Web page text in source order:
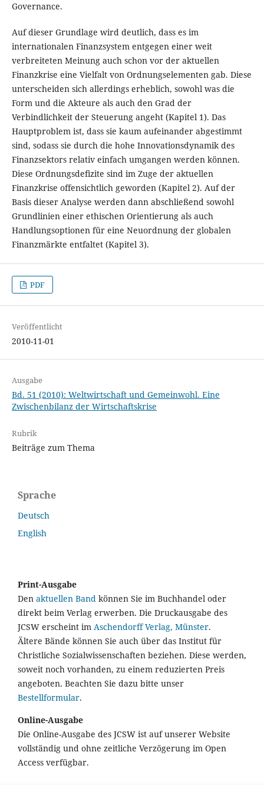
Governance.
Auf dieser Grundlage wird deutlich, dass es im
internationalen Finanzsystem entgegen einer weit
verbreiteten Meinung auch schon vor der aktuellen
Finanzkrise eine Vielfalt von Ordnungselementen gab. Diese
unterscheiden sich allerdings erheblich, sowohl was die
Form und die Akteure als auch den Grad der
Verbindlichkeit der Steuerung angeht (Kapitel 1). Das
Hauptproblem ist, dass sie kaum aufeinander abgestimmt
sind, sodass sie durch die hohe Innovationsdynamik des
Finanzsektors relativ einfach umgangen werden können.
Diese Ordnungsdefizite sind im Zuge der aktuellen
Finanzkrise offensichtlich geworden (Kapitel 2). Auf der
Basis dieser Analyse werden dann abschließend sowohl
Grundlinien einer ethischen Orientierung als auch
Handlungsoptionen für eine Neuordnung der globalen
Finanzmärkte entfaltet (Kapitel 3).
PDF
Veröffentlicht
2010-11-01
Ausgabe
Bd. 51 (2010): Weltwirtschaft und Gemeinwohl. Eine
Zwischenbilanz der Wirtschaftskrise
Rubrik
Beiträge zum Thema
Sprache
Deutsch
English
Print-Ausgabe
Den aktuellen Band können Sie im Buchhandel oder
direkt beim Verlag erwerben. Die Druckausgabe des
JCSW erscheint im Aschendorff Verlag, Münster.
Ältere Bände können Sie auch über das Institut für
Christliche Sozialwissenschaften beziehen. Diese werden,
soweit noch vorhanden, zu einem reduzierten Preis
angeboten. Beachten Sie dazu bitte unser
Bestellformular.
Online-Ausgabe
Die Online-Ausgabe des JCSW ist auf unserer Website
vollständig und ohne zeitliche Verzögerung im Open
Access verfügbar.